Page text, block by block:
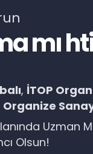
mı
, İTOP
Uzman
Olsun!